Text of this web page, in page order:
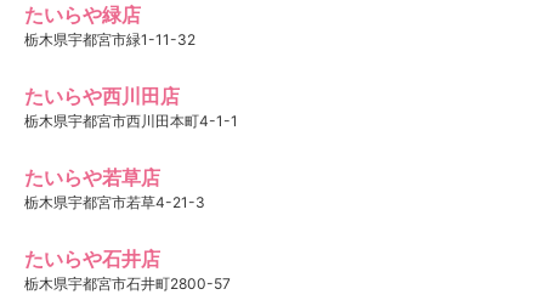
たいらや緑店
栃木県宇都宮市緑1-11-32
たいらや西川田店
栃木県宇都宮市西川田本町4-1-1
たいらや若草店
栃木県宇都宮市若草4-21-3
たいらや石井店
栃木県宇都宮市石井町2800-57